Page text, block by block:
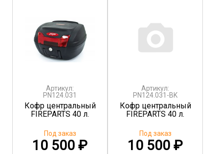
Артикул:
PN124.031
Кофр центральный
FIREPARTS 40 л.
10 500 ₽
Под заказ
Артикул:
PN124.031-BK
Кофр центральный
FIREPARTS 40 л.
10 500₽
Под заказ